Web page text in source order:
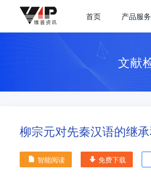
首页 产品服务
文献
柳宗元对先秦汉语的继
智能阅读 免费下载